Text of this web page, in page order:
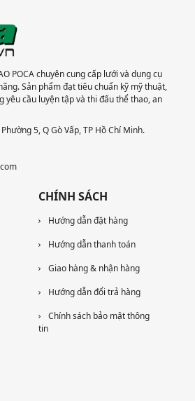
ĐỨC
POCA chuyên cung cấp lưới và dụng cụ
Sản phẩm đạt tiêu chuẩn kỹ mỹ thuật,
yêu cầu luyện tập và thi đấu thể thao, an
5, Q Gò Vấp, TP Hồ Chí Minh.
CHÍNH SÁCH
Hướng dẫn đặt hàng
Hướng dẫn thanh toán
Giao hàng & nhận hàng
Hướng dẫn đổi trả hàng
Chính sách bảo mật thông
tin